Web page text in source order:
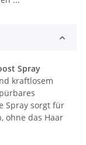
Spray
kraftlosem
Spray sorgt für
ohne das Haar